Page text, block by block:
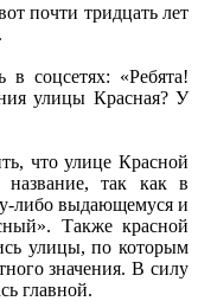
почти тридцать лет
соцсетях: «Ребята!
улицы Красная? У
что улице Красной
так как в
либо выдающемуся и
Также красной
улицы, по которым
значения. В силу
главной.